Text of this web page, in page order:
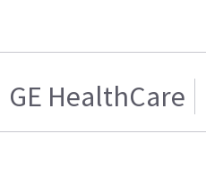
GE HealthCare